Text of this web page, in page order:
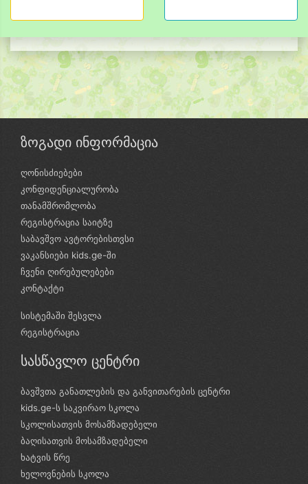
ზოგადი ინფორმაცია
ღონისძიებები
კონფიდენციალურობა
თანამშრომლობა
რეგისტრაცია საიტზე
საბავშვო ავტორებისთვსი
ვაკანსიები kids.ge-ში
ჩვენი ღირებულებები
კონტაქტი
სისტემაში შესვლა
რეგისტრაცია
სასწავლო ცენტრი
ბავშვთა განათლების და განვითარების ცენტრი
kids.ge-ს საკვირაო სკოლა
სკოლისათვის მოსამზადებელი
ბაღისათვის მოსამზადებელი
ხატვის წრე
ხელოვნების სკოლა